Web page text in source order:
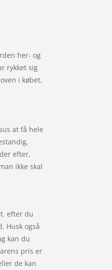
her- og
rykket sig
i købet,
at få hele
efter,
ikke skal
efter du
Husk også
kan du
pris er
de kan